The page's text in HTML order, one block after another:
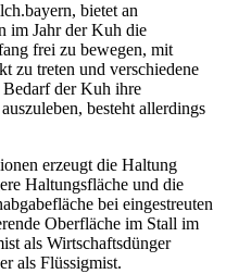
bietet an
im Jahr der Kuh die
frei zu bewegen, mit
zu treten und verschiedene
Bedarf der Kuh ihre
besteht allerdings
erzeugt die Haltung
Haltungsfläche und die
bei eingestreuten
Oberfläche im Stall im
als Wirtschaftsdünger
als Flüssigmist.